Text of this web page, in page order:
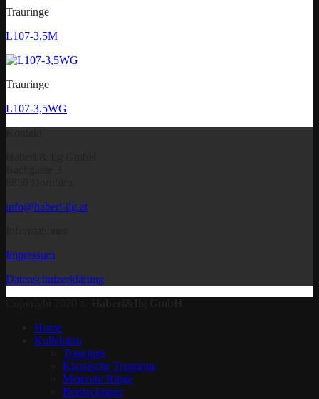
Trauringe
L107-3,5M
Trauringe
L107-3,5WG
info@haberl-ilg.at
Impressum
Datenschutzerklärung
Home
Kollektion
Trauringe
Klassische Trauringe
Memoire Ringe
Beisteckringe